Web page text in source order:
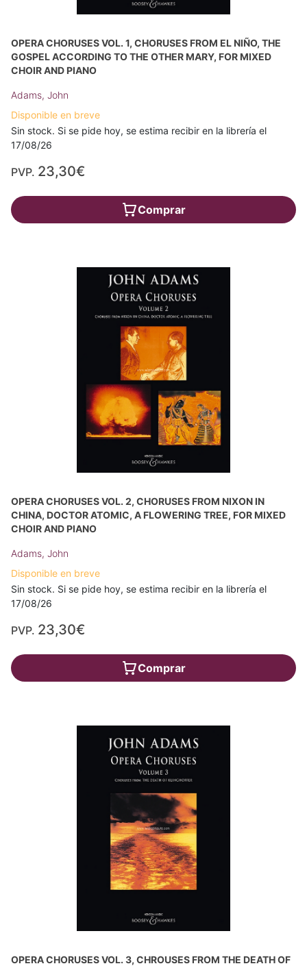
OPERA CHORUSES VOL. 1, CHORUSES FROM EL NIÑO, THE
GOSPEL ACCORDING TO THE OTHER MARY, FOR MIXED
CHOIR AND PIANO
Adams, John
Disponible en breve
Sin stock. Si se pide hoy, se estima recibir en la librería el
17/08/26
PVP. 23,30€
Comprar
OPERA CHORUSES VOL. 2, CHORUSES FROM NIXON IN
CHINA, DOCTOR ATOMIC, A FLOWERING TREE, FOR MIXED
CHOIR AND PIANO
Adams, John
Disponible en breve
Sin stock. Si se pide hoy, se estima recibir en la librería el
17/08/26
PVP. 23,30€
Comprar
OPERA CHORUSES VOL. 3, CHROUSES FROM THE DEATH OF